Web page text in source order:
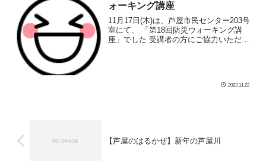
ォーキング講座
11月17日(木)は、芦屋市民センター203号
室にて、 「第18回防災ウォーキング講
座」でした 受講者の方にご協力いただ
2022.11.22
【芦屋のはるかぜ】新年の芦屋川